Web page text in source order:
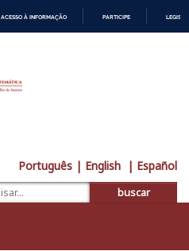
ACESSO À INFORMAÇÃO PARTICIPE
Português | English | Español
buscar